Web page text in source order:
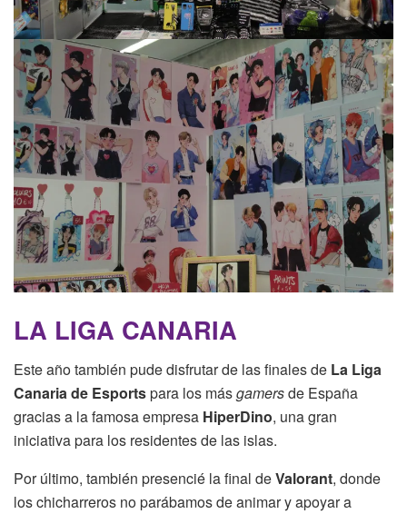
LA LIGA CANARIA
Este año también pude disfrutar de las finales de La Liga
Canaria de Esportspara los másgamersde España
gracias a la famosa empresa HiperDino, una gran
iniciativa para los residentes de las islas.
Por último, también presencié la final deValorant, donde
los chicharreros no parábamos de animar y apoyar a